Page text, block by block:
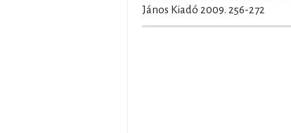
János Kiadó 2009. 256-272